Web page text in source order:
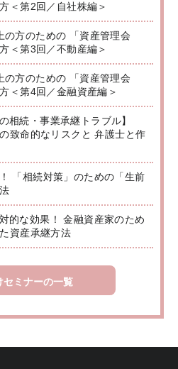
＜第2回／自社株編＞
方のための 「資産管理会
＜第3回／不動産編＞
方のための 「資産管理会
＜第4回／金融資産編＞
相続・事業承継トラブル】
致命的なリスクと 弁護士と作
「相続対策」のための「生前
的な効果！ 金融資産家のため
資産承継方法
セミナーの一覧